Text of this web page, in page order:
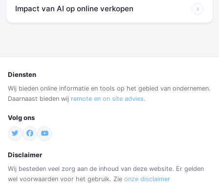
Impact van AI op online verkopen ›
Diensten
Wij bieden online informatie en tools op het gebied van ondernemen.
Daarnaast bieden wij remote en on site advies.
Volg ons
Disclaimer
Wij besteden veel zorg aan de inhoud van deze website. Er gelden
wel voorwaarden voor het gebruik. Zie onze disclaimer